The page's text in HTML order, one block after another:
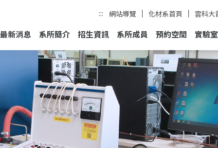
::: 網站導覽 化材系首頁 雲科大
最新消息 系所簡介 招生資訊 系所成員 預約空間 實驗室